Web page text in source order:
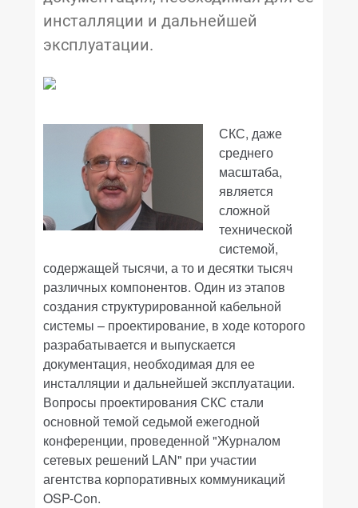
инсталляции и дальнейшей
эксплуатации.
СКС, даже
среднего
масштаба,
является
сложной
технической
системой,
содержащей тысячи, а то и десятки тысяч
различных компонентов. Один из этапов
создания структурированной кабельной
системы – проектирование, в ходе которого
разрабатывается и выпускается
документация, необходимая для ее
инсталляции и дальнейшей эксплуатации.
Вопросы проектирования СКС стали
основной темой седьмой ежегодной
конференции, проведенной "Журналом
сетевых решений LAN" при участии
агентства корпоративных коммуникаций
OSP-Con.